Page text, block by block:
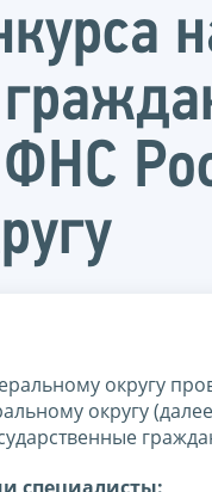
округу
округу
специалисты: